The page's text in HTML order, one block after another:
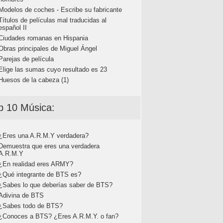
de coches - Escribe su fabricante
de películas mal traducidas al
II
romanas en Hispania
principales de Miguel Ángel
de película
las sumas cuyo resultado es 23
de la cabeza (1)
10 Música:
una A.R.M.Y verdadera?
que eres una verdadera
realidad eres ARMY?
integrante de BTS es?
lo que deberías saber de BTS?
de BTS
todo de BTS?
a BTS? ¿Eres A.R.M.Y. o fan?